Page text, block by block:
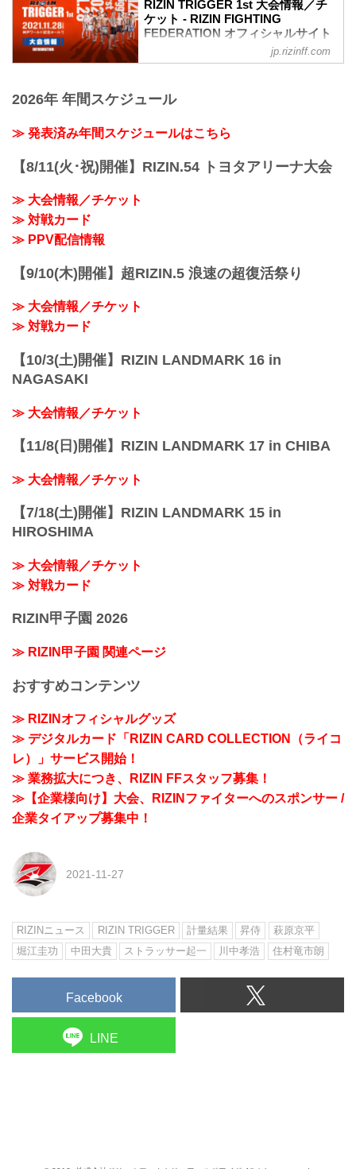
RIZIN TRIGGER 1st 大会情報／チ
ケット - RIZIN FIGHTING
FEDERATION オフィシャルサイト
ここから何かが始まる、新しいスターが
「RIZIN TRIGGER」。
をテーマに、主要都市を中心に開催して
いる通常のナンバーシリーズやRIZIN
jp.rizinff.com
2026年 年間スケジュール
≫ 発表済み年間スケジュールはこちら
【8/11(火･祝)開催】RIZIN.54 トヨタアリーナ大会
≫ 大会情報／チケット
≫ 対戦カード
≫ PPV配信情報
【9/10(木)開催】超RIZIN.5 浪速の超復活祭り
≫ 大会情報／チケット
≫ 対戦カード
【10/3(土)開催】RIZIN LANDMARK 16 in
NAGASAKI
≫ 大会情報／チケット
【11/8(日)開催】RIZIN LANDMARK 17 in CHIBA
≫ 大会情報／チケット
【7/18(土)開催】RIZIN LANDMARK 15 in
HIROSHIMA
≫ 大会情報／チケット
≫ 対戦カード
RIZIN甲子園 2026
≫ RIZIN甲子園 関連ページ
おすすめコンテンツ
≫ RIZINオフィシャルグッズ
≫ デジタルカード「RIZIN CARD COLLECTION（ライコ
レ）」サービス開始！
≫ 業務拡大につき、RIZIN FFスタッフ募集！
≫【企業様向け】大会、RIZINファイターへのスポンサー /
企業タイアップ募集中！
2021-11-27
RIZINニュース RIZIN TRIGGER 計量結果 昇侍
萩原京平
堀江圭功
中田大貴 ストラッサー起一 川中孝浩 住村竜市朗
Facebook
LINE